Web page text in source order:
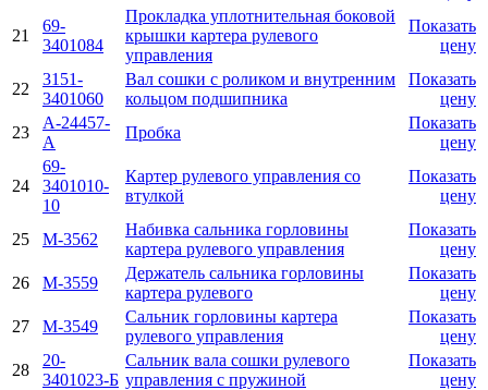
21
69-
3401084
Прокладка уплотнительная боковой
крышки картера рулевого
управления
Показать
цену
22
3151-
3401060
Вал сошки с роликом и внутренним
кольцом подшипника
Показать
цену
23
A-24457-
A
Пробка
Показать
цену
24
69-
3401010-
10
Картер рулевого управления со
втулкой
Показать
цену
25 M-3562
Набивка сальника горловины
картера рулевого управления
Показать
цену
26
M-3559
Держатель сальника горловины
картера рулевого
Показать
цену
27
M-3549
Сальник горловины картера
рулевого управления
Показать
цену
28
20-
3401023-Б
Сальник вала сошки рулевого
управления с пружиной
Показать
цену